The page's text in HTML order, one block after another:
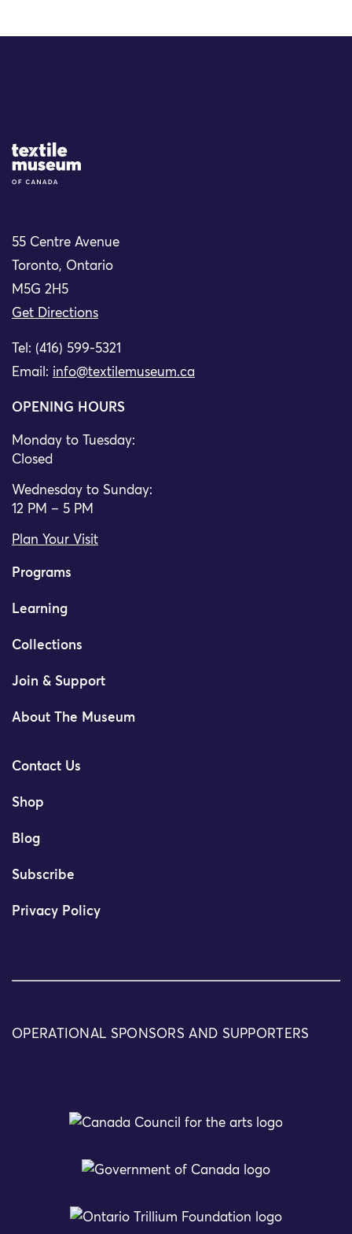
Site Logo
55 Centre Avenue
Toronto, Ontario
M5G 2H5
Get Directions
Tel: (416) 599-5321
Email: info@textilemuseum.ca
OPENING HOURS
Monday to Tuesday:
Closed
Wednesday to Sunday:
12 PM – 5 PM
Plan Your Visit
Programs
Learning
Collections
Join & Support
About The Museum
Contact Us
Shop
Blog
Subscribe
Privacy Policy
OPERATIONAL SPONSORS AND SUPPORTERS